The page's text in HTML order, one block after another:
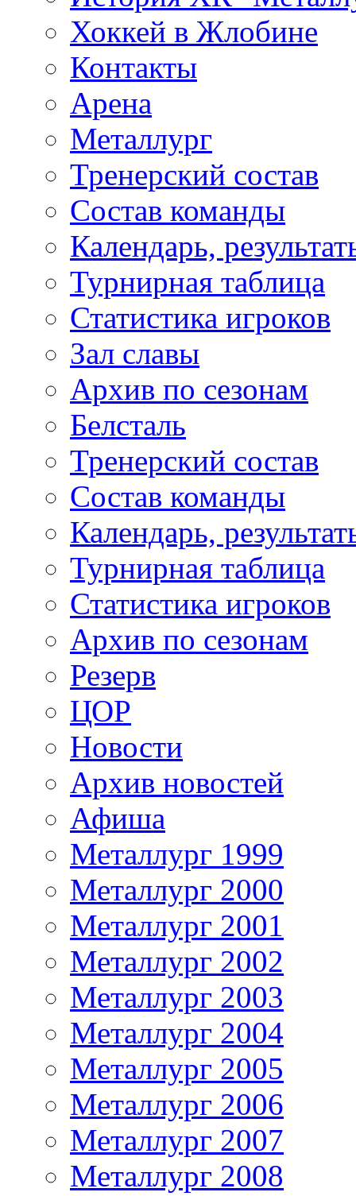
Хоккей в Жлобине
Контакты
Арена
Металлург
Тренерский состав
Состав команды
Календарь,
Турнирная таблица
Статистика игроков
Зал славы
Архив по сезонам
Белсталь
Тренерский состав
Состав команды
Календарь,
Турнирная таблица
Статистика игроков
Архив по сезонам
Резерв
ЦОР
Новости
Архив новостей
Афиша
Металлург 1999
Металлург 2000
Металлург 2001
Металлург 2002
Металлург 2003
Металлург 2004
Металлург 2005
Металлург 2006
Металлург 2007
Металлург 2008